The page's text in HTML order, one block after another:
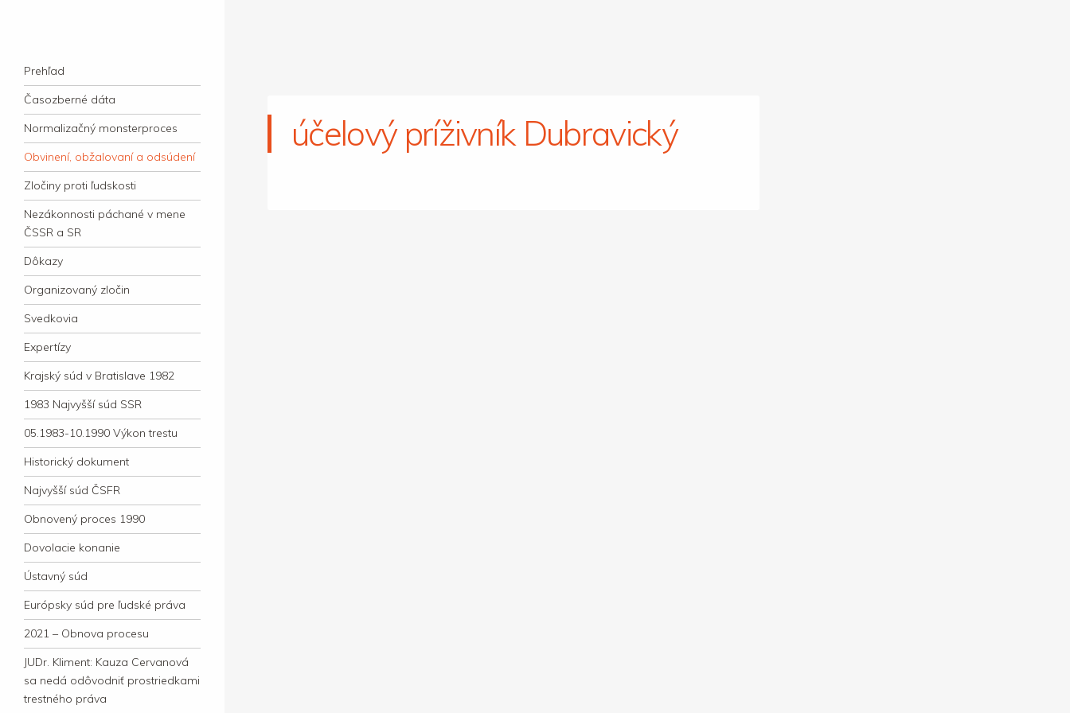
súdny proces v dejnách slovenskej justície
Navigation
Skip to content
Prehľad
Časozberné dáta
Normalizačný monsterproces
Obvinení, obžalovaní a odsúdení
Zločiny proti ľudskosti
Nezákonnosti páchané v mene
ČSSR a SR
Dôkazy
Organizovaný zločin
Svedkovia
Expertízy
Krajský súd v Bratislave 1982
1983 Najvyšší súd SSR
05.1983-10.1990 Výkon trestu
Historický dokument
Najvyšší súd ČSFR
Obnovený proces 1990
Dovolacie konanie
Ústavný súd
Európsky súd pre ľudské práva
2021 – Obnova procesu
JUDr. Kliment: Kauza Cervanová
sa nedá odôvodniť prostriedkami
trestného práva
účelový príživník Dubravický